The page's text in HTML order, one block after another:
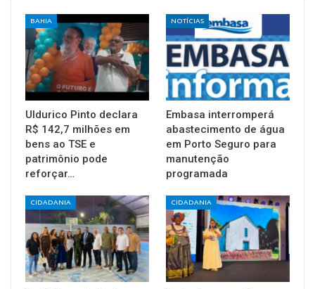
BAHIA
Uldurico Pinto declara
R$ 142,7 milhões em
bens ao TSE e
patrimônio pode
reforçar…
NOTÍCIAS
Embasa interromperá
abastecimento de água
em Porto Seguro para
manutenção
programada
CIDADANIA CIDADANIA